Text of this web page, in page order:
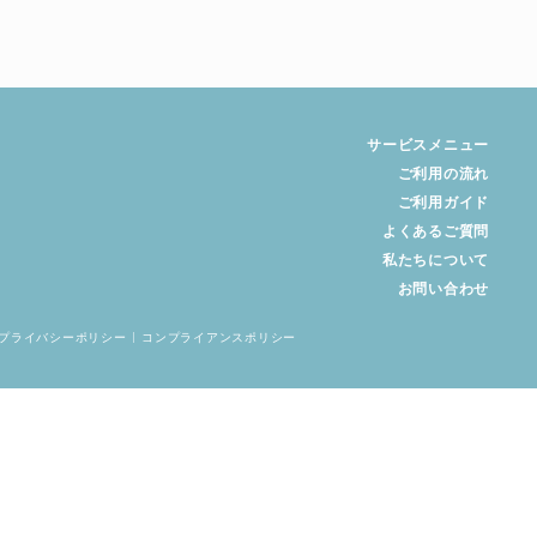
サービスメニュー
ご利用の流れ
ご利用ガイド
よくあるご質問
私たちについて
お問い合わせ
プライバシーポリシー コンプライアンスポリシー